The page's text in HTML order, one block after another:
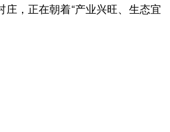
，正在朝着“产业兴旺、生态宜